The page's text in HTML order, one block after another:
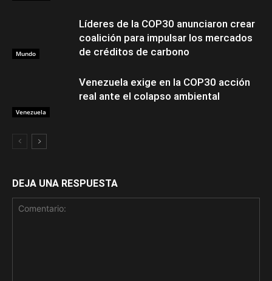
Mundo
Líderes de la COP30 anunciaron crear
coalición para impulsar los mercados
de créditos de carbono
Venezuela
Venezuela exige en la COP30 acción
real ante el colapso ambiental
DEJA UNA RESPUESTA